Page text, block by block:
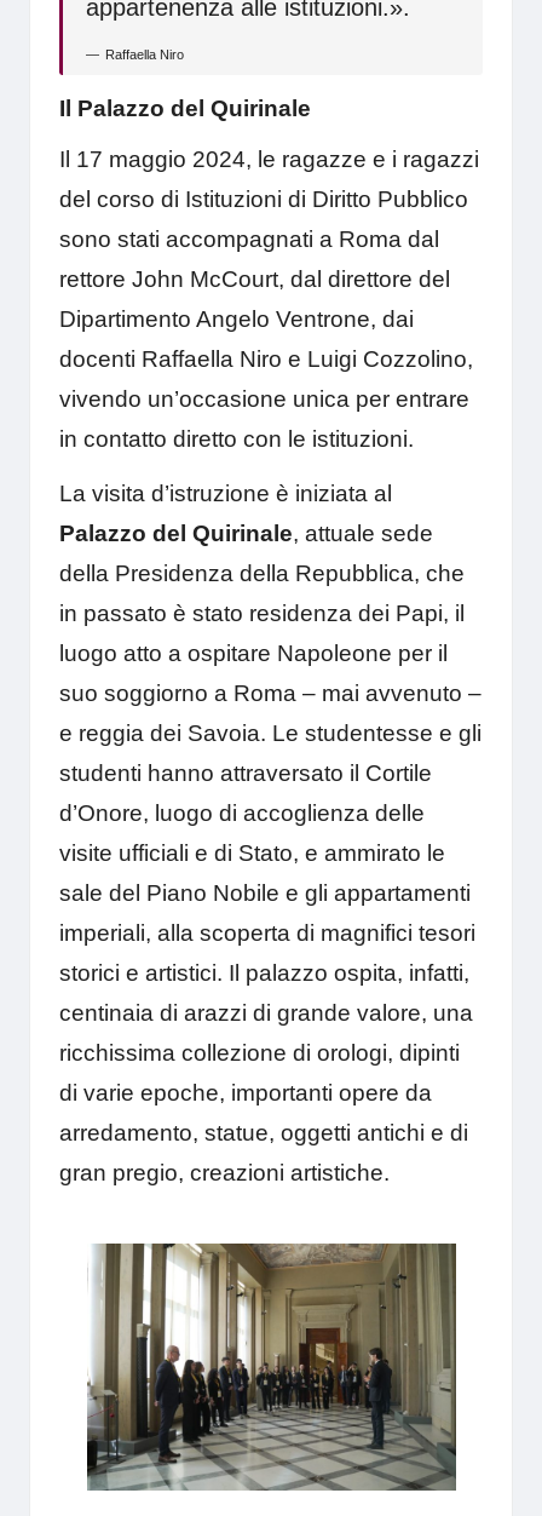
appartenenza alle istituzioni.».
Raffaella Niro
Il Palazzo del Quirinale
Il 17 maggio 2024, le ragazze e i ragazzi
del corso di Istituzioni di Diritto Pubblico
sono stati accompagnati a Roma dal
rettore John McCourt, dal direttore del
Dipartimento Angelo Ventrone, dai
docenti Raffaella Niro e Luigi Cozzolino,
vivendo un’occasione unica per entrare
in contatto diretto con le istituzioni.
La visita d’istruzione è iniziata al
Palazzo del Quirinale, attuale sede
della Presidenza della Repubblica, che
in passato è stato residenza dei Papi, il
luogo atto a ospitare Napoleone per il
suo soggiorno a Roma – mai avvenuto –
e reggia dei Savoia. Le studentesse e gli
studenti hanno attraversato il Cortile
d’Onore, luogo di accoglienza delle
visite ufficiali e di Stato, e ammirato le
sale del Piano Nobile e gli appartamenti
imperiali, alla scoperta di magnifici tesori
storici e artistici. Il palazzo ospita, infatti,
centinaia di arazzi di grande valore, una
ricchissima collezione di orologi, dipinti
di varie epoche, importanti opere da
arredamento, statue, oggetti antichi e di
gran pregio, creazioni artistiche.